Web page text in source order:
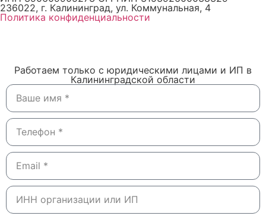
236022, г. Калининград, ул. Коммунальная, 4
Политика конфиденциальности
Работаем только с юридическими лицами и ИП в
Калининградской области